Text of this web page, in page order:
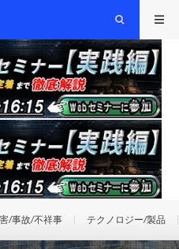
/事故/不祥事 テクノロジー/製品